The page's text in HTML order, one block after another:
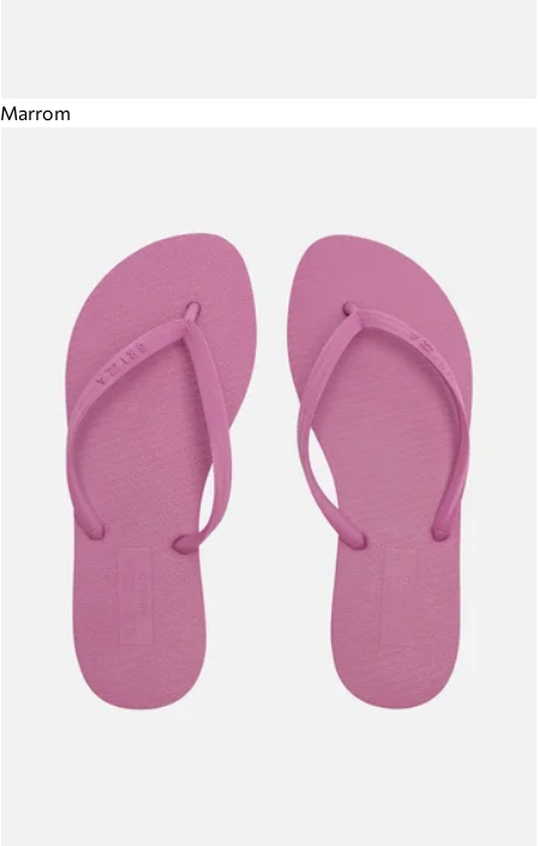
Marrom